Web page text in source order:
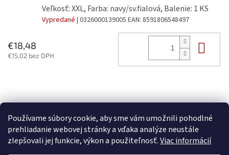
Používame súbory cookie, aby sme vám umožnili pohodlné
prehliadanie webovej stránky a vďaka analýze neustále
zlepšovali jej funkcie, výkon a použiteľnosť.Viac informácií
Veľkosť: XXL, Farba: navy/sv.fialová, Balenie: 1 KS
Vypredané | 0326000139005 EAN: 8591806548497
€18,48
€15,02 bez DPH
á